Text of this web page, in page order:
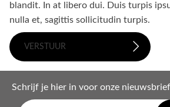
blandit. In at libero dui. Duis turpis
nulla et, sagittis sollicitudin turpis.
VERSTUUR
Schrijf je hier in voor onze